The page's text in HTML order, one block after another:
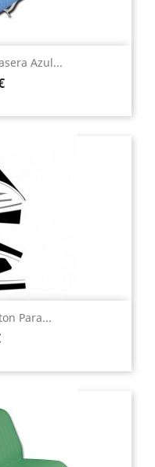
Azul...
Para...